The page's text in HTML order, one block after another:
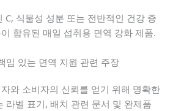
C, 식물성 성분 또는 전반적인 건강 증
함유된 매일 섭취용 면역 강화 제품.
임 있는 면역 지원 관련 주장
와 소비자의 신뢰를 얻기 위해 명확한
라벨 표기, 배치 관련 문서 및 완제품